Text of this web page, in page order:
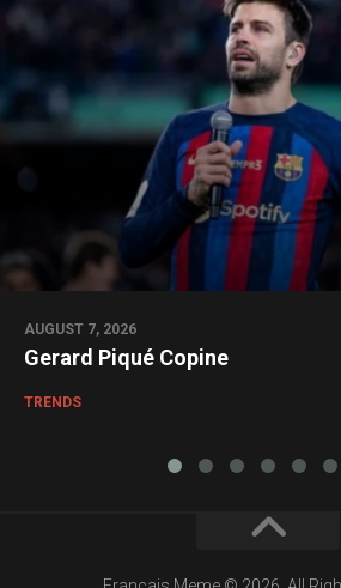
AUGUST 7, 2026
Gerard Piqué Copine
TRENDS